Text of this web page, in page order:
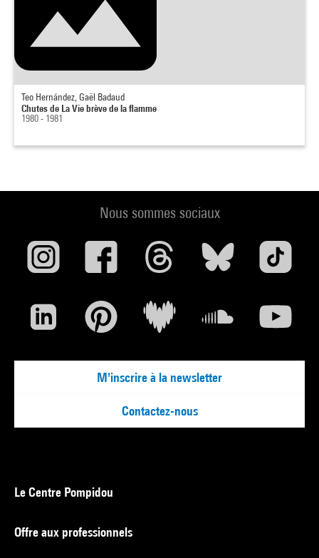
Teo Hernández, Gaël Badaud
Chutes de La Vie brève de la flamme
1980 - 1981
Nous sommes sociaux
M'inscrire à la newsletter
Contactez-nous
Le Centre Pompidou
Offre aux professionnels